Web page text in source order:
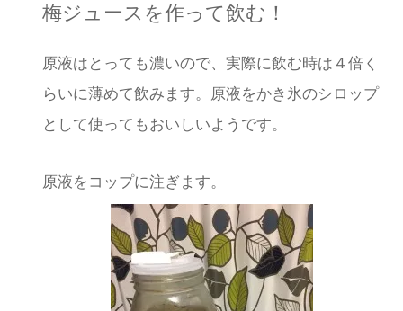
梅ジュースを作って飲む！
原液はとっても濃いので、実際に飲む時は４倍く
らいに薄めて飲みます。原液をかき氷のシロップ
として使ってもおいしいようです。
原液をコップに注ぎます。